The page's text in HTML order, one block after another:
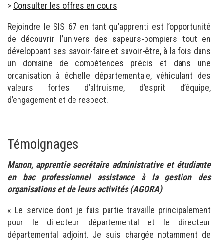
> Consulter les offres en cours
Rejoindre le SIS 67 en tant qu’apprenti est l’opportunité
de découvrir l’univers des sapeurs-pompiers tout en
développant ses savoir-faire et savoir-être, à la fois dans
un domaine de compétences précis et dans une
organisation à échelle départementale, véhiculant des
valeurs fortes d’altruisme, d’esprit d’équipe,
d’engagement et de respect.
Témoignages
Manon, apprentie secrétaire administrative et étudiante
en bac professionnel assistance à la gestion des
organisations et de leurs activités (AGORA)
« Le service dont je fais partie travaille principalement
pour le directeur départemental et le directeur
départemental adjoint. Je suis chargée notamment de